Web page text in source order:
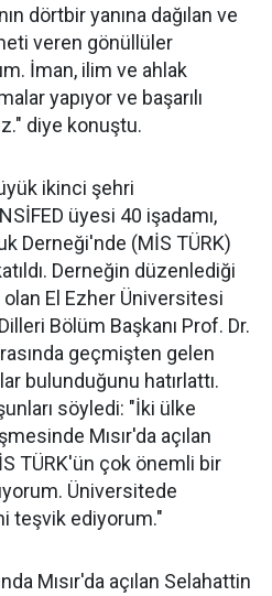
dörtbir yanına dağılan ve
veren gönüllüler
İman, ilim ve ahlak
yapıyor ve başarılı
diye konuştu.
ikinci şehri
üyesi 40 işadamı,
Derneği'nde (MİS TÜRK)
Derneğin düzenlediği
El Ezher Üniversitesi
Bölüm Başkanı Prof. Dr.
geçmişten gelen
bulunduğunu hatırlattı.
söyledi: "İki ülke
Mısır'da açılan
TÜRK'ün çok önemli bir
Üniversitede
teşvik ediyorum."
Mısır'da açılan Selahattin